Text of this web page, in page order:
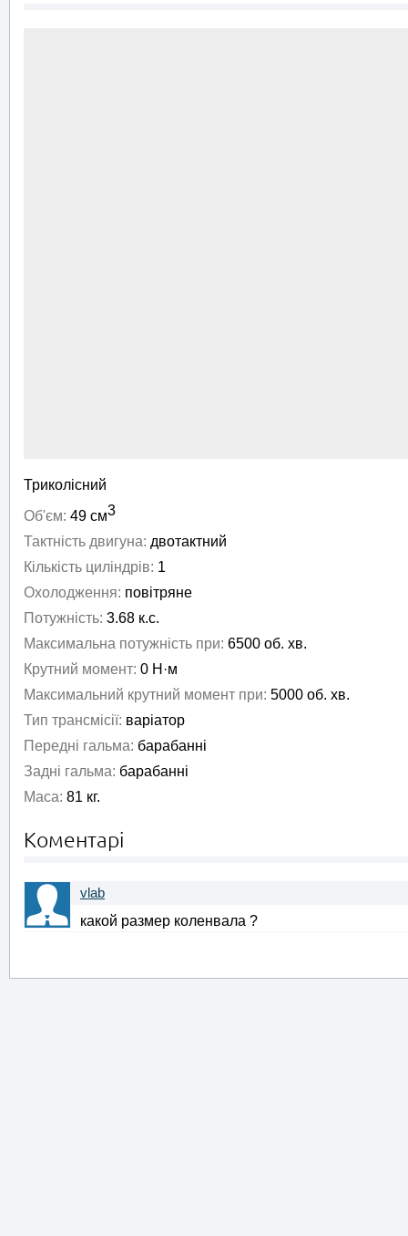
Триколісний
Об'єм: 49 см3
Тактність двигуна: двотактний
Кількість циліндрів: 1
Охолодження: повітряне
Потужність: 3.68 к.с.
Максимальна потужність при: 6500 об. хв.
Крутний момент: 0 Н·м
Максимальний крутний момент при: 5000 об. хв.
Тип трансмісії: варіатор
Передні гальма: барабанні
Задні гальма: барабанні
Маса: 81 кг.
Коментарі
vlab
какой размер коленвала ?